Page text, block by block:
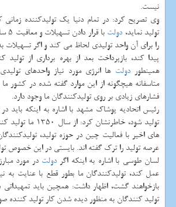
نیست.
وی تصریح كرد: در تمام دنیا یك تولیدكننده زمانی
تولید نماید، دولت
با
را برای آن واحد تولیدی لحاظ می كند و اگر
پیدا كند، بازپرداخت بعد از بهره برداری از
همینطوردولت ها انرژی مورد نیاز واحدهای
متاسفانه هیچگونه از این موارد گفته شده در كشور
فشارهای زیادی بر روی تولیدكنندگان ما وجود دارد.
رئیس اتحادیه پوشاك مشهد با اشاره به اینكه باید در
تولید شود، خاطرنشان
های اخیر با فعالیت چین در حوزه تولید،
عرصه تولید را ترك گفته اند. بایستی در این خصوص
لسان طوسی با اشاره به اینكه اگر دولت در مورد
عمل كند، تولیدكنندگان ما بطور قطع با عنایت به
بازخواهند گشت، اظهار داشت: همچین باید تمهیداتی
تولید كنندگان به منظور دیده شدن كار تولید كننده